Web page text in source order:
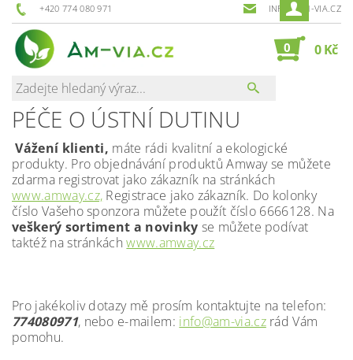
+420 774 080 971 INFO@AM-VIA.CZ
0 0 Kč
PÉČE O ÚSTNÍ DUTINU
Vážení klienti, máte rádi kvalitní a ekologické
produkty. Pro objednávání produktů Amway se můžete
zdarma registrovat jako zákazník na stránkách
www.amway.cz, Registrace jako zákazník. Do kolonky
číslo Vašeho sponzora můžete použít číslo 6666128. Na
veškerý sortiment a novinky se můžete podívat
taktéž na stránkáchwww.amway.cz
Pro jakékoliv dotazy mě prosím kontaktujte na telefon:
774080971, nebo e-mailem: info@am-via.czrád Vám
pomohu.